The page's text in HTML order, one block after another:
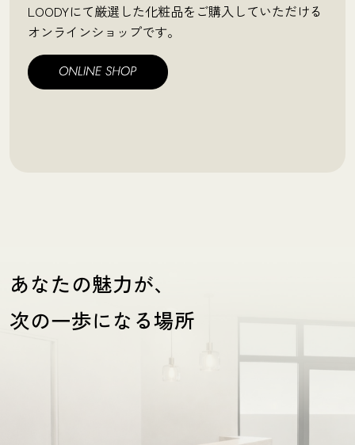
LOODYにて厳選した化粧品をご購入していただける
オンラインショップです。
あなたの魅力が、
次の一歩になる場所